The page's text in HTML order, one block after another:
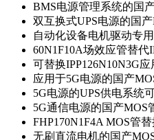
BMS电源管理系统的国
双互换式UPS电源的国
自动化设备电机驱动专
60N1F10A场效应管替代
可替换IPP126N10N3G
应用于5G电源的国产
5G电源的UPS供电系统
5G通信电源的国产MOS
FHP170N1F4A MOS管
无刷直流电机的国产